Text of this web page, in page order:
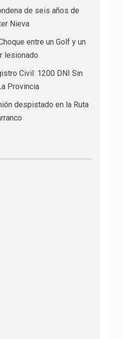
de seis años de
Nieva
entre un Golf y un
lesionado
Civil: 1200 DNI Sin
Provincia
despistado en la Ruta